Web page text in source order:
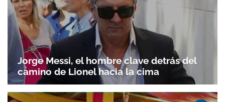
Jorge Messi, el hombre clave detrás del
camino de Lionel hacia la cima